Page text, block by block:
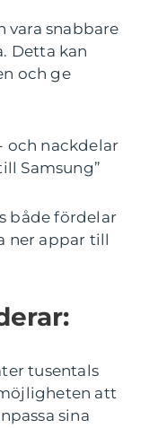
vara snabbare
Detta kan
och ge
och nackdelar
Samsung”
både fördelar
ner appar till
tusentals
att
sina